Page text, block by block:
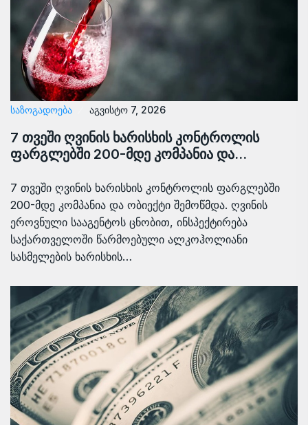
ᲡᲐᲖᲝᲒᲐᲓᲝᲔᲑᲐ აგვისტო 7, 2026
7 თვეში ღვინის ხარისხის კონტროლის
ფარგლებში 200-მდე კომპანია და…
7 თვეში ღვინის ხარისხის კონტროლის ფარგლებში
200-მდე კომპანია და ობიექტი შემოწმდა. ღვინის
ეროვნული სააგენტოს ცნობით, ინსპექტირება
საქართველოში წარმოებული ალკოჰოლიანი
სასმელების ხარისხის…